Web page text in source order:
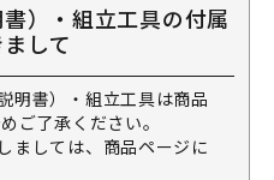
）・組立工具の付属
して
明書）・組立工具は商品
ご了承ください。
ましては、商品ページに